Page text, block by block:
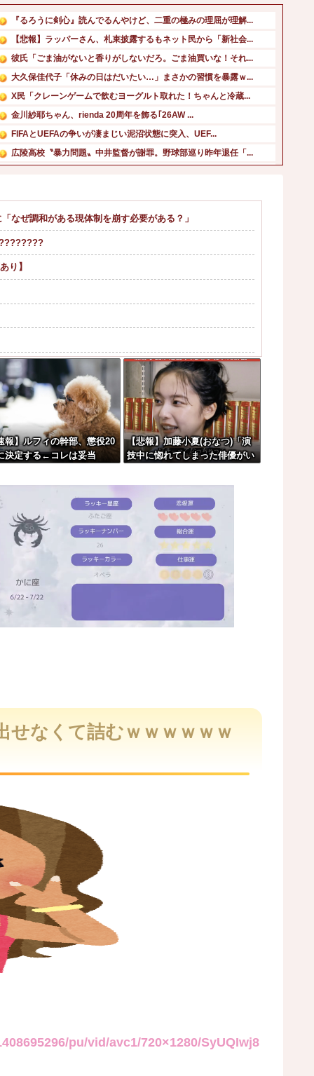
ｗｗｗｗｗｗ
ゃね？w w w w w w w w
『るろうに剣心』読んでるんやけど、二重の極みの理屈が理解...
【悲報】ラッパーさん、札束披露するもネット民から「新社会...
彼氏「ごま油がないと香りがしないだろ。ごま油買いな！それ...
大久保佳代子「休みの日はだいたい…」まさかの習慣を暴露ｗ...
X民「クレーンゲームで飲むヨーグルト取れた！ちゃんと冷蔵...
金川紗耶ちゃん、rienda 20周年を飾る｢26AW ...
FIFAとUEFAの争いが凄まじい泥沼状態に突入、UEF...
広陵高校〝暴力問題〟中井監督が謝罪。野球部巡り昨年退任「...
北海道日本ハムファイターズがSBに中々勝ててない理由←こ...
韓国人「その衝撃的な見た目から日本で話題になった弁当がこ...
アメリカには「膨大な量の兵器がある」トランプ大統領が主張...
なぜ調和がある現体制を崩す必要がある？」
り】
？？？？
果
「原作に忠実に」→爆売れ
一杯詰まってると話題にw w w w w w ...
報】ルフィの幹部、懲役20
決定する←コレは妥当
【悲報】加藤小夏(おなつ)「演
技中に惚れてしまった俳優がい
e
せなくて詰むｗｗｗｗｗｗ
pu/vid/avc1/720×1280/SyUQIwj8